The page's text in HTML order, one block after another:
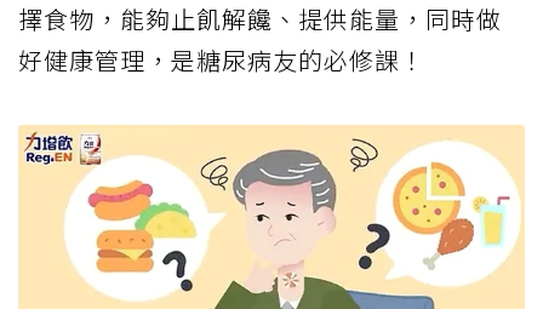
擇食物，能夠止飢解饞、提供能量，同時做
好健康管理，是糖尿病友的必修課！